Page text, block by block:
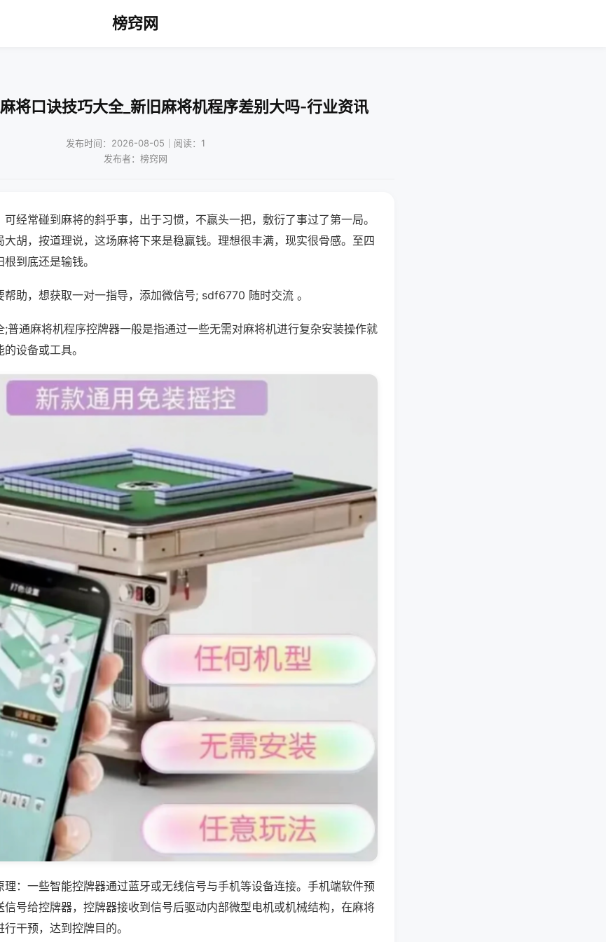
榜窍网
将口诀技巧大全_新旧麻将机程序差别大吗-行业资讯
发布时间：2026-08-05｜阅读：1
发布者：榜窍网
经常碰到麻将的斜乎事，出于习惯，不赢头一把，敷衍了事过了第一局。
大胡，按道理说，这场麻将下来是稳赢钱。理想很丰满，现实很骨感。至四
到底还是输钱。
助，想获取一对一指导，添加微信号; sdf6770 随时交流 。
普通麻将机程序控牌器一般是指通过一些无需对麻将机进行复杂安装操作就
设备或工具。
理：一些智能控牌器通过蓝牙或无线信号与手机等设备连接。手机端软件预
信号给控牌器，控牌器接收到信号后驱动内部微型电机或机械结构，在麻将
干预，达到控牌目的。